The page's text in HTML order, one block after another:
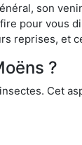
son
pour vous
reprises, et
?
Cet